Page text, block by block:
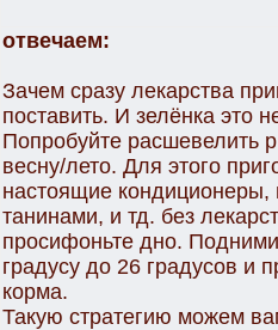
отвечаем:
Зачем сразу лекарства
поставить. И зелёнка это
Попробуйте расшевелить
весну/лето. Для этого
настоящие
танинами, и тд. без
просифоньте дно.
градусу до 26 градусов и
корма.
Такую стратегию можем